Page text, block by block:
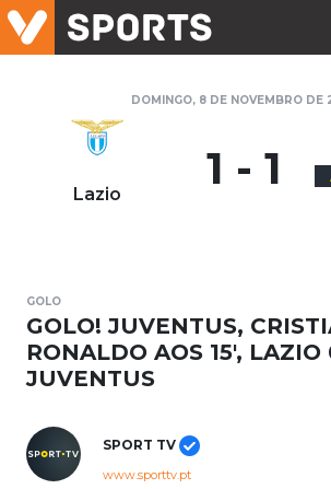
DOMINGO, 8 DE NOVEMBRO DE
Lazio 1 - 1
GOLO
GOLO! JUVENTUS,
RONALDO AOS 15', LAZIO
JUVENTUS
SPORT TV
www.sporttv.pt